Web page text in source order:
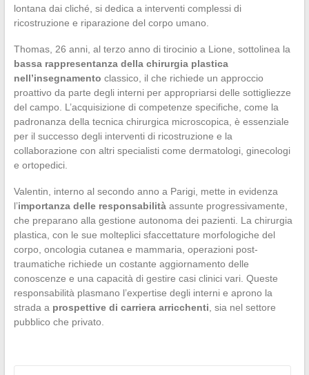
lontana dai cliché, si dedica a interventi complessi di
ricostruzione e riparazione del corpo umano.
Thomas, 26 anni, al terzo anno di tirocinio a Lione, sottolinea la
bassa rappresentanza della chirurgia plastica
nell’insegnamento classico, il che richiede un approccio
proattivo da parte degli interni per appropriarsi delle sottigliezze
del campo. L’acquisizione di competenze specifiche, come la
padronanza della tecnica chirurgica microscopica, è essenziale
per il successo degli interventi di ricostruzione e la
collaborazione con altri specialisti come dermatologi, ginecologi
e ortopedici.
Valentin, interno al secondo anno a Parigi, mette in evidenza
l’importanza delle responsabilitàassunte progressivamente,
che preparano alla gestione autonoma dei pazienti. La chirurgia
plastica, con le sue molteplici sfaccettature morfologiche del
corpo, oncologia cutanea e mammaria, operazioni post-
traumatiche richiede un costante aggiornamento delle
conoscenze e una capacità di gestire casi clinici vari. Queste
responsabilità plasmano l’expertise degli interni e aprono la
strada a prospettive di carriera arricchenti , sia nel settore
pubblico che privato.